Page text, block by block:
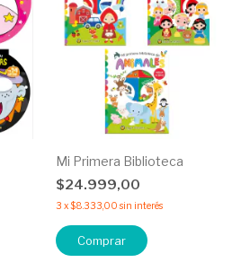
Mi Primera Biblioteca
$24.999,00
3 x$8.333,00 sin interés
Comprar